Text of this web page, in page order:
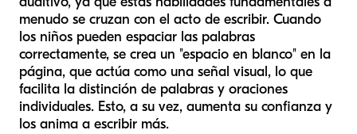
menudo se cruzan con el acto de escribir. Cuando
los niños pueden espaciar las palabras
correctamente, se crea un "espacio en blanco" en la
página, que actúa como una señal visual, lo que
facilita la distinción de palabras y oraciones
individuales. Esto, a su vez, aumenta su confianza y
los anima a escribir más.